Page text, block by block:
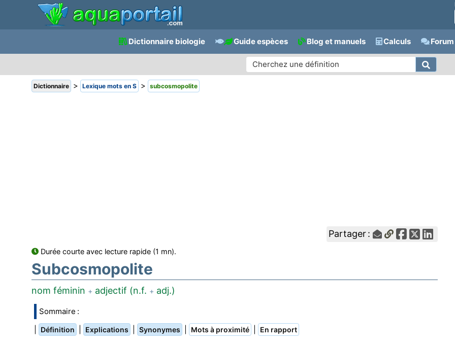
Dictionnaire biologie Guide espèces Blog et manuels Calculs
Dictionnaire > Lexique mots en S > subcosmopolite
Partager :
Durée courte avec lecture rapide (1 mn).
Subcosmopolite
nom féminin + adjectif (n.f. + adj.)
Sommaire :
Définition Explications Synonymes Mots à proximité En rapport